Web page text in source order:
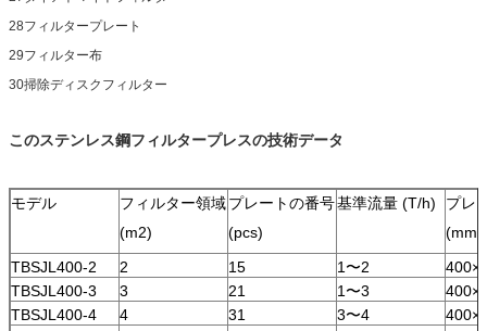
28フィルタープレート
29フィルター布
30掃除ディスクフィルター
このステンレス鋼フィルタープレスの技術データ
モデル
フィルター領域
(m2)
プレートの番号
(pcs)
基準流量 (T/h)
プレ
(mm)
TBSJL400-2
2 15 1〜2
TBSJL400-3
3 21 1〜3
TBSJL400-4
4 31 3〜4